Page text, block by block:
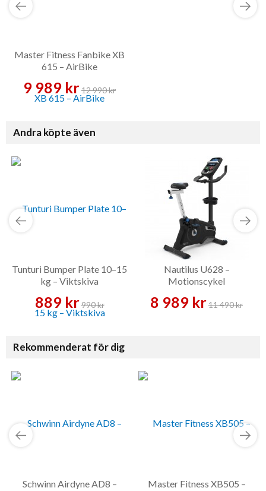
Master Fitness Fanbike XB
615 – AirBike
9 989 kr12 990 kr
Andra köpte även
Tunturi Bumper Plate 10–15
kg – Viktskiva
889 kr990 kr
Nautilus U628 –
Motionscykel
8 989 kr11 490 kr
Rekommenderat för dig
Schwinn Airdyne AD8 –
Master Fitness XB505 –